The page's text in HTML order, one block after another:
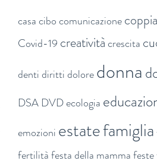
casa cibo comunicazionecoppia
Covid-19 creatività crescita
denti diritti doloredonna
DSA DVDecologia
emozioni estatefamiglia
fertilità festa della mamma feste